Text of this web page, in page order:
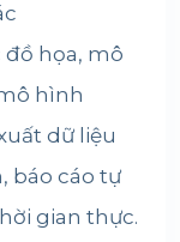
họa, mô
hình
dữ liệu
báo cáo tự
gian thực.